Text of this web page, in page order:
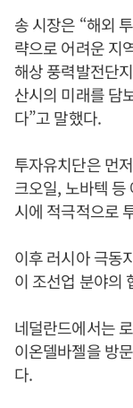
송 시장은 “해외
략으로 어려운 지
해상 풍력발전단
산시의 미래를 담
다”고 말했다.
투자유치단은 먼
크오일, 노바텍
시에 적극적으로
이후 러시아 극동
이 조선업 분야의
네덜란드에서는
이온델바젤을 방
다.